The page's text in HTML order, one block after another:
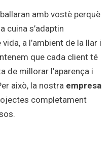
amb vostè perquè
cuina s’adaptin
a l’ambient de la llar i
que cada client té
de millorar l’aparença i
això, la nostra empresa
completament